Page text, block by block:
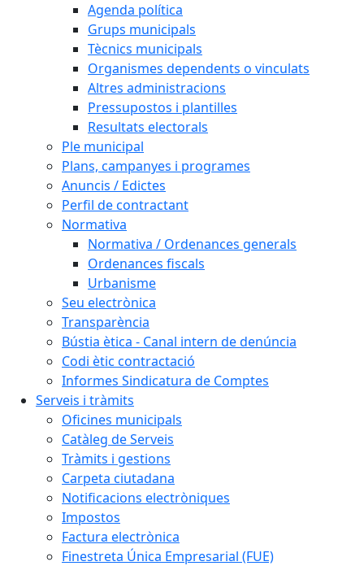
Agenda política
Grups municipals
Tècnics municipals
Organismes dependents o vinculats
Altres administracions
Pressupostos i plantilles
Resultats electorals
Ple municipal
Plans, campanyes i programes
Anuncis / Edictes
Perfil de contractant
Normativa
Normativa / Ordenances generals
Ordenances fiscals
Urbanisme
Seu electrònica
Transparència
Bústia ètica - Canal intern de denúncia
Codi ètic contractació
Informes Sindicatura de Comptes
Serveis i tràmits
Oficines municipals
Catàleg de Serveis
Tràmits i gestions
Carpeta ciutadana
Notificacions electròniques
Impostos
Factura electrònica
Finestreta Única Empresarial (FUE)